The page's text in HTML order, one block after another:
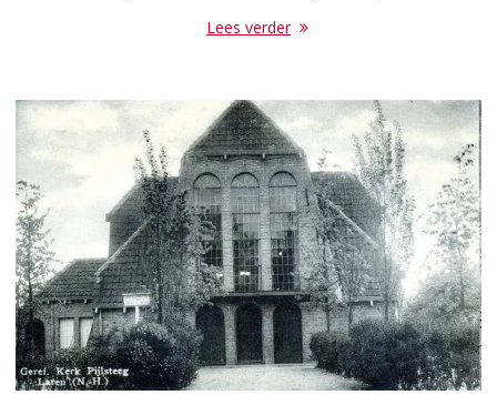
Lees verder